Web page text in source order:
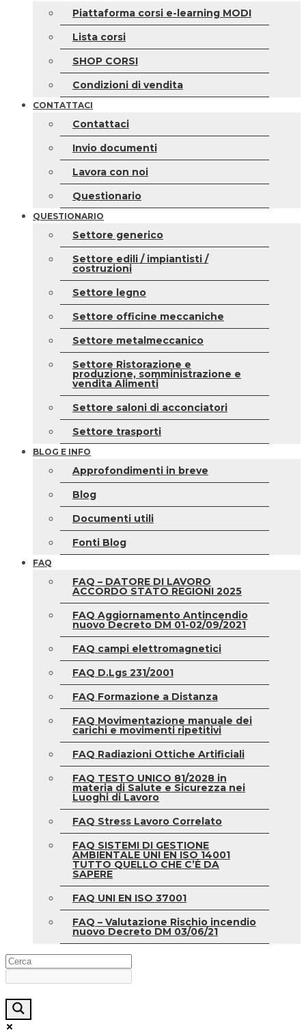
Piattaforma corsi e-learning MODI
Lista corsi
SHOP CORSI
Condizioni di vendita
CONTATTACI
Contattaci
Invio documenti
Lavora con noi
Questionario
QUESTIONARIO
Settore generico
Settore edili / impiantisti /
costruzioni
Settore legno
Settore officine meccaniche
Settore metalmeccanico
Settore Ristorazione e
produzione, somministrazione e
vendita Alimenti
Settore saloni di acconciatori
Settore trasporti
BLOG E INFO
Approfondimenti in breve
Blog
Documenti utili
Fonti Blog
FAQ
FAQ – DATORE DI LAVORO
ACCORDO STATO REGIONI 2025
FAQ Aggiornamento Antincendio
nuovo Decreto DM 01-02/09/2021
FAQ campi elettromagnetici
FAQ D.Lgs 231/2001
FAQ Formazione a Distanza
FAQ Movimentazione manuale dei
carichi e movimenti ripetitivi
FAQ Radiazioni Ottiche Artificiali
FAQ TESTO UNICO 81/2028 in
materia di Salute e Sicurezza nei
Luoghi di Lavoro
FAQ Stress Lavoro Correlato
FAQ SISTEMI DI GESTIONE
AMBIENTALE UNI EN ISO 14001
TUTTO QUELLO CHE C’È DA
SAPERE
FAQ UNI EN ISO 37001
FAQ – Valutazione Rischio incendio
nuovo Decreto DM 03/06/21